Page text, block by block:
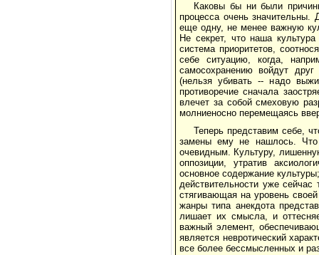
Каковы бы ни были
процесса очень значительны.
еще одну, не менее важную
Не секрет, что наша
система приоритетов,
себе ситуацию, когда,
самосохранению войдут
(нельзя убивать -- надо
противоречие сначала
влечет за собой смеховую
молниеносно перемещаясь
Теперь представим себе,
замены ему не нашлось. Что
очевидным. Культуру,
оппозиции, утратив
основное содержание
действительности уже
стягивающая на уровень
жанры типа анекдота
лишает их смысла, и
важный элемент,
является невротический
все более бессмысленных и